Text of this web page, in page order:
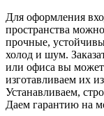
Для оформления
пространства
прочные,
холод и шум.
или офиса вы
изготавливаем их
Устанавливаем,
Даем гарантию на